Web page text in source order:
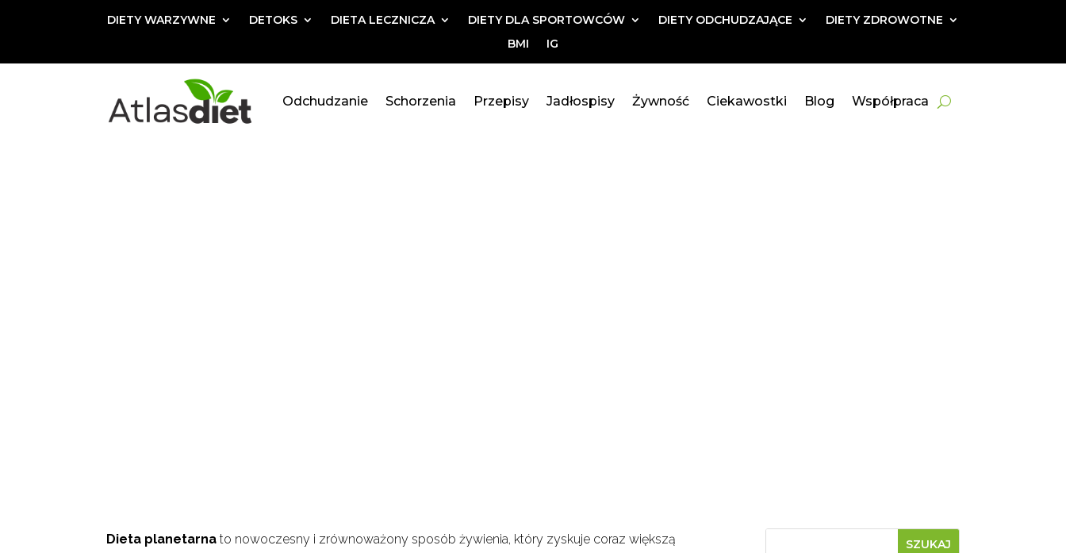
DIETY WARZYWNE DETOKS DIETA LECZNICZA DIETY DLA SPORTOWCÓW DIETY ODCHUDZAJĄCE
DIETY ZDROWOTNE
BMI
IG
Odchudzanie Schorzenia Przepisy Jadłospisy Żywność Ciekawostki Blog Współpraca
Dieta planetarna to nowoczesny i zrównoważony sposób żywienia, który zyskuje coraz większą